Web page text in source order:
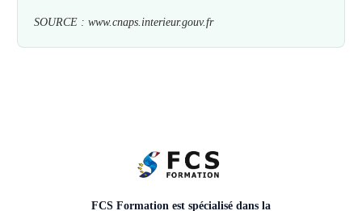
SOURCE : www.cnaps.interieur.gouv.fr
FCS Formation est spécialisé dans la